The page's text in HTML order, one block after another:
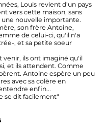
Louis revient d'un pays
vers cette maison, sans
une nouvelle importante.
son frère Antoine,
de celui-ci, qu'il n'a
, et sa petite soeur
venir, ils ont imaginé qu'il
et ils attendent. Comme
Antoine espère un peu
avec sa colère en
enfin...
se dit facilement"